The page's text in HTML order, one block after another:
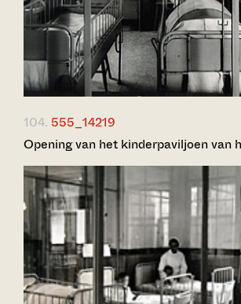
104. 555_14219
Opening van het kinderpaviljoen van